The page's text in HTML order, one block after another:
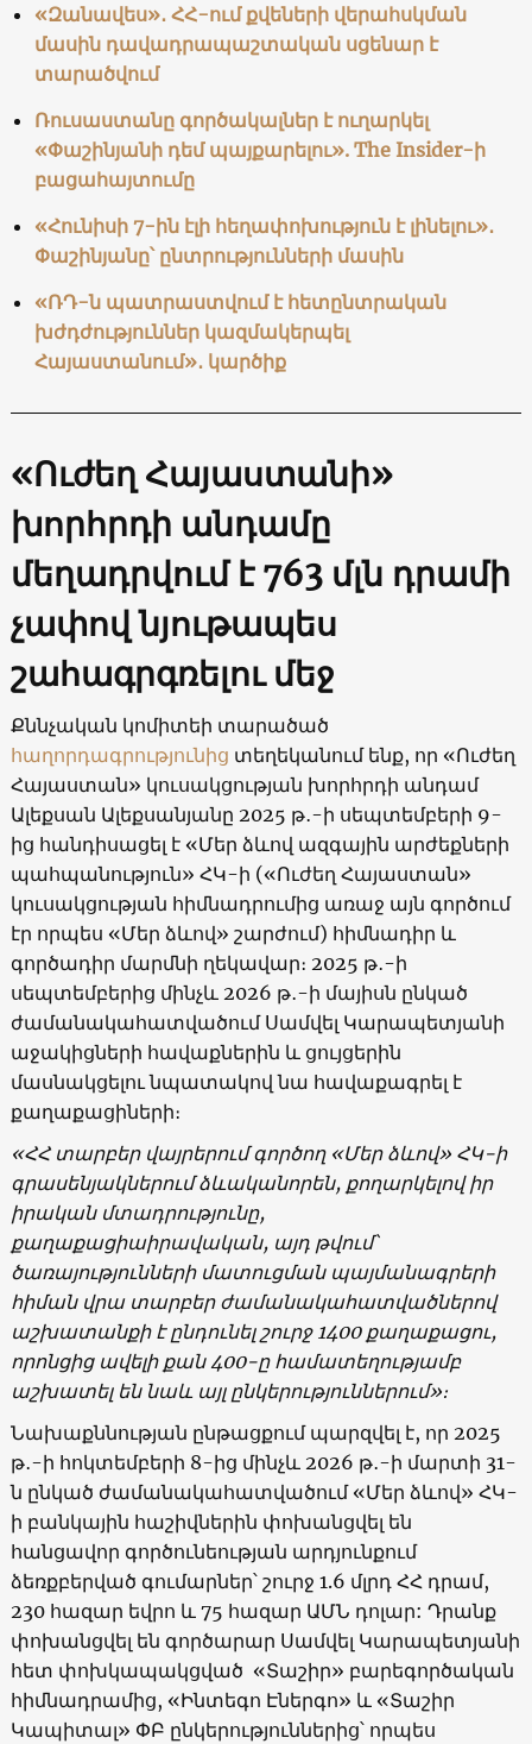
«Զանավես»․ ՀՀ-ում քվեների վերահսկման
մասին դավադրապաշտական սցենար է
տարածվում
Ռուսաստանը գործակալներ է ուղարկել
«Փաշինյանի դեմ պայքարելու». The Insider-ի
բացահայտումը
«Հունիսի 7-ին էլի հեղափոխություն է լինելու»․
Փաշինյանը՝ ընտրությունների մասին
«ՌԴ-ն պատրաստվում է հետընտրական
խժդժություններ կազմակերպել
Հայաստանում»․ կարծիք
«Ուժեղ Հայաստանի»
խորհրդի անդամը
մեղադրվում է 763 մլն դրամի
չափով նյութապես
շահագրգռելու մեջ
Քննչական կոմիտեի տարածած
հաղորդագրությունից տեղեկանում ենք, որ «Ուժեղ
Հայաստան» կուսակցության խորհրդի անդամ
Ալեքսան Ալեքսանյանը 2025 թ․-ի սեպտեմբերի 9-
ից հանդիսացել է «Մեր ձևով ազգային արժեքների
պահպանություն» ՀԿ-ի («Ուժեղ Հայաստան»
կուսակցության հիմնադրումից առաջ այն գործում
էր որպես «Մեր ձևով» շարժում) հիմնադիր և
գործադիր մարմնի ղեկավար։ 2025 թ․-ի
սեպտեմբերից մինչև 2026 թ․-ի մայիսն ընկած
ժամանակահատվածում Սամվել Կարապետյանի
աջակիցների հավաքներին և ցույցերին
մասնակցելու նպատակով նա հավաքագրել է
քաղաքացիների։
«ՀՀ տարբեր վայրերում գործող «Մեր ձևով» ՀԿ-ի
գրասենյակներում ձևականորեն, քողարկելով իր
իրական մտադրությունը,
քաղաքացիաիրավական, այդ թվում՝
ծառայությունների մատուցման պայմանագրերի
հիման վրա տարբեր ժամանակահատվածներով
աշխատանքի է ընդունել շուրջ 1400 քաղաքացու,
որոնցից ավելի քան 400-ը համատեղությամբ
աշխատել են նաև այլ ընկերություններում»։
Նախաքննության ընթացքում պարզվել է, որ 2025
թ․-ի հոկտեմբերի 8-ից մինչև 2026 թ․-ի մարտի 31-
ն ընկած ժամանակահատվածում «Մեր ձևով» ՀԿ-
ի բանկային հաշիվներին փոխանցվել են
հանցավոր գործունեության արդյունքում
ձեռքբերված գումարներ՝ շուրջ 1.6 մլրդ ՀՀ դրամ,
230 հազար եվրո և 75 հազար ԱՄՆ դոլար: Դրանք
փոխանցվել են գործարար Սամվել Կարապետյանի
հետ փոխկապակցված «Տաշիր» բարեգործական
հիմնադրամից, «Ինտեգո Էներգո» և «Տաշիր
Կապիտալ» ՓԲ ընկերություններից՝ որպես